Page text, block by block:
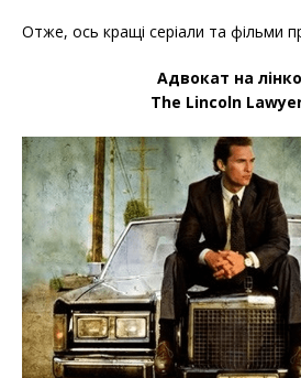
Отже, ось кращі серіали та фільми
Адвокат на
The Lincoln